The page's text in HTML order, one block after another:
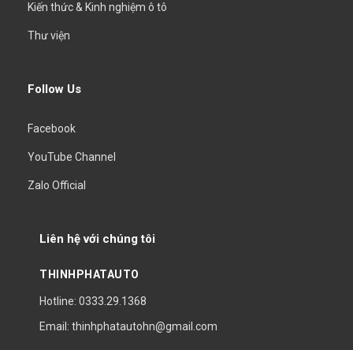
Kiến thức & Kinh nghiệm ô tô
Thư viện
Follow Us
Facebook
YouTube Channel
Zalo Official
Liên hệ với chúng tôi
THINHPHATAUTO
Hotline: 0333.29.1368
Email: thinhphatautohn@gmail.com